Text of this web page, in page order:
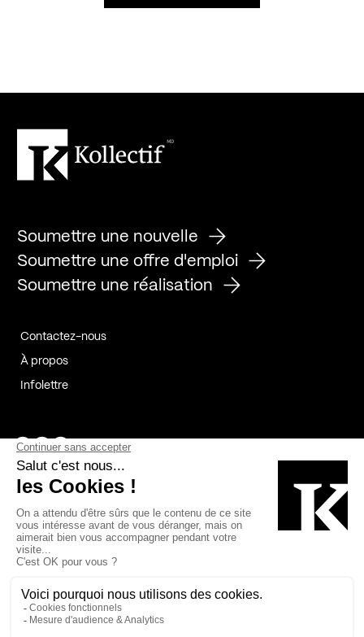
Soumettre une nouvelle
Soumettre une offre d'emploi
Soumettre une réalisation
Contactez-nous
À propos
Infolettre
Page Facebook de Kollectif
Page Instagram de Kollectif
Page Linkedin de Kollectif
Bâtiment-Durable-Québec-1
Esquisses-1IRAC-1
MP-1 v2com-1